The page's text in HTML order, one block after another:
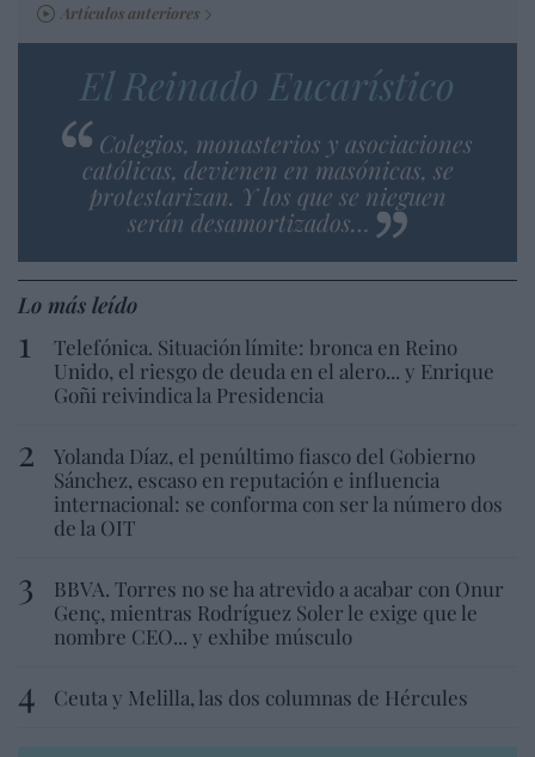
Artículos anteriores
El Reinado Eucarístico
Colegios, monasterios y asociaciones
católicas, devienen en masónicas, se
protestarizan. Y los que se nieguen
serán desamortizados…
Lo más leído
Telefónica. Situación límite: bronca en Reino
Unido, el riesgo de deuda en el alero... y Enrique
Goñi reivindica la Presidencia
Yolanda Díaz, el penúltimo fiasco del Gobierno
Sánchez, escaso en reputación e influencia
internacional: se conforma con ser la número dos
de la OIT
BBVA. Torres no se ha atrevido a acabar con Onur
Genç, mientras Rodríguez Soler le exige que le
nombre CEO... y exhibe músculo
Ceuta y Melilla, las dos columnas de Hércules